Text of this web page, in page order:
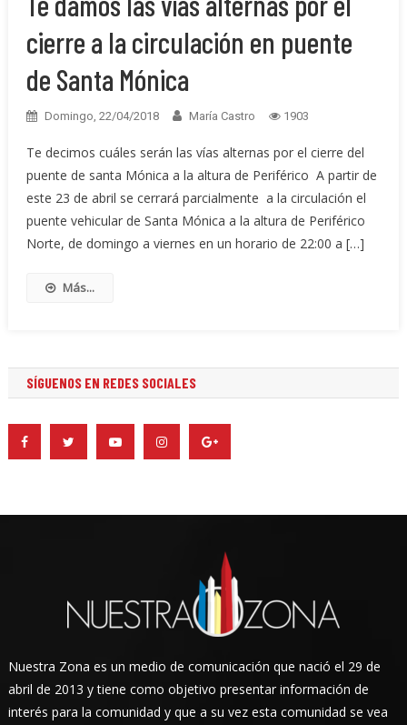
cierre a la circulación en puente
de Santa Mónica
Domingo, 22/04/2018 María Castro 1903
Te decimos cuáles serán las vías alternas por el cierre del
puente de santa Mónica a la altura de Periférico A partir de
este 23 de abril se cerrará parcialmente a la circulación el
puente vehicular de Santa Mónica a la altura de Periférico
Norte, de domingo a viernes en un horario de 22:00 a […]
Más...
SÍGUENOS EN REDES SOCIALES
Nuestra Zona es un medio de comunicación que nació el 29 de
abril de 2013 y tiene como objetivo presentar información de
interés para la comunidad y que a su vez esta comunidad se vea